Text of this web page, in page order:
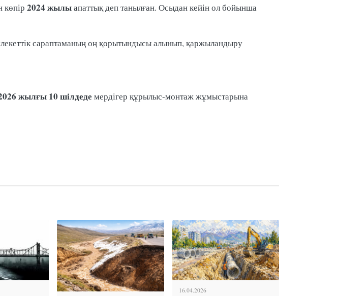
көпір 2024 жылыапаттық деп танылған. Осыдан кейін ол бойынша
сараптаманың оң қорытындысы алынып, қаржыландыру
жылғы 10 шілдеде мердігер құрылыс-монтаж жұмыстарына
16.04.2026